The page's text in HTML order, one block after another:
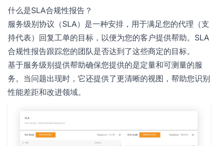
什么是SLA合规性报告？
服务级别协议（SLA）是一种安排，用于满足您的代理（支
持代表）回复工单的目标，以便为您的客户提供帮助。SLA
合规性报告跟踪您的团队是否达到了这些商定的目标。
基于服务级别提供帮助确保您提供的是定量和可测量的服
务。当问题出现时，它还提供了更清晰的视图，帮助您识别
性能差距和改进领域。